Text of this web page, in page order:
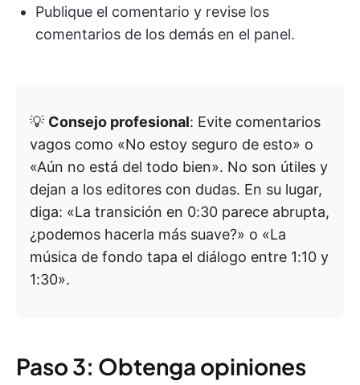
Publique el comentario y revise los
comentarios de los demás en el panel.
💡 Consejo profesional: Evite comentarios
vagos como «No estoy seguro de esto» o
«Aún no está del todo bien». No son útiles y
dejan a los editores con dudas. En su lugar,
diga: «La transición en 0:30 parece abrupta,
¿podemos hacerla más suave?» o «La
música de fondo tapa el diálogo entre 1:10 y
1:30».
Paso 3: Obtenga opiniones